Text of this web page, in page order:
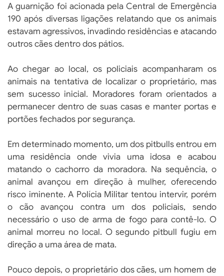
A guarnição foi acionada pela Central de Emergência
190 após diversas ligações relatando que os animais
estavam agressivos, invadindo residências e atacando
outros cães dentro dos pátios.
Ao chegar ao local, os policiais acompanharam os
animais na tentativa de localizar o proprietário, mas
sem sucesso inicial. Moradores foram orientados a
permanecer dentro de suas casas e manter portas e
portões fechados por segurança.
Em determinado momento, um dos pitbulls entrou em
uma residência onde vivia uma idosa e acabou
matando o cachorro da moradora. Na sequência, o
animal avançou em direção à mulher, oferecendo
risco iminente. A Polícia Militar tentou intervir, porém
o cão avançou contra um dos policiais, sendo
necessário o uso de arma de fogo para contê-lo. O
animal morreu no local. O segundo pitbull fugiu em
direção a uma área de mata.
Pouco depois, o proprietário dos cães, um homem de